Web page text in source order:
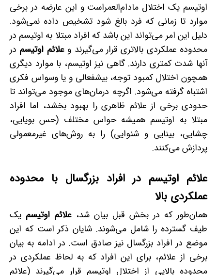
اوتیسم یک اختلال مادام‌العمر‌است و این عارضه در برخی
موارد تا زمانی­ که فرد بالغ شود تشخیص داده نمی‌شود.
دلیل این امر می‌تواند این باشد که افراد مبتلا به اوتیسم در
محدوده عملکردی بالاتری قرار می‌گیرند وعلائم اوتیسم در
آنها شدت کمتری دارند. گاهی نیز اوتیسم، با موارد دیگری
همچون اختلال کمبود توجه، بیش­فعالی و یا وسواس فکری
اشتباه گرفته می‌شود. اگرچه درمان‌های موجود می‌تواند تا
حدودی برخی از علائم ظاهری را بهبود بخشد، اما افراد
مبتلا به اوتیسم همیشه حواس مختلف (حس بویایی،
چشایی، بینایی و شنوایی) را به روش‌های غیرمعمولی
پردازش می‌کنند.
علائم اوتیسم در افراد بزرگسال با محدوده
عملکردی بالا
همان‌طور که در بخش قبل بیان شد، علائم اوتیسم یک
طیف گسترده را شامل می‌شوند. شایان‌ ذکر است که این
موضع در افراد بزرگسال نیز صادق است. در ادامه به بیان
برخی از علائم، برای این افراد که به لحاظ عملکردی در
محدوده بالایی از اختلال اوتیسم قرار می‌گیرند (علائم